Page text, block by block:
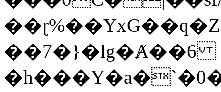
��7�}�lg�Ⱥ��6